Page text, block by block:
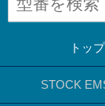
トップ
STOCK